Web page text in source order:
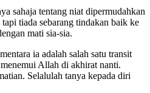
sahaja tentang niat dipermudahkan
tiada sebarang tindakan baik ke
mati sia-sia.
ia adalah salah satu transit
Allah di akhirat nanti.
Selalulah tanya kepada diri